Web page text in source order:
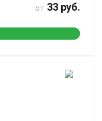
от 33 руб.